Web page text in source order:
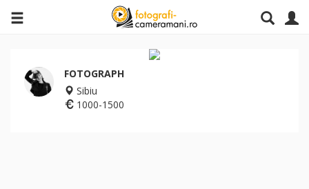
FOTOGRAPH
Sibiu
1000-1500